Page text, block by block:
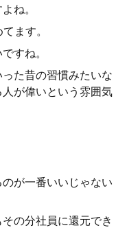
ね。
ます。
すね。
た昔の習慣みたいな
が偉いという雰囲気
が一番いいじゃない
の分社員に還元でき